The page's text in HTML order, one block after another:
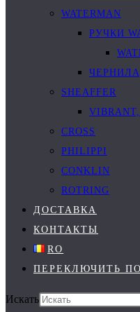
WATERMAN
РУЧКИ
SHEAFFER
CROSS
PHILIPPI
CONKLIN
ROTRING
ДОСТАВКА
КОНТАКТЫ
RO
ПЕРЕКЛЮЧИТЬ
Искать